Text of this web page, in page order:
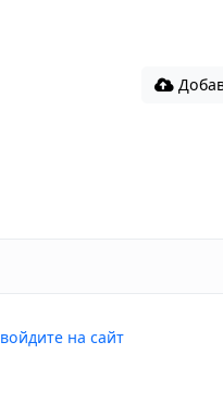
войдите на сайт